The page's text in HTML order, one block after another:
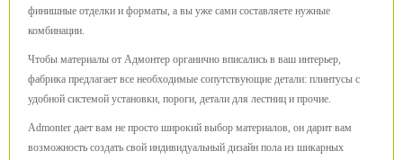
финишные отделки и форматы, а вы уже сами составляете нужные
комбинации.
Чтобы материалы от Адмонтер органично вписались в ваш интерьер,
фабрика предлагает все необходимые сопутствующие детали: плинтусы с
удобной системой установки, пороги, детали для лестниц и прочие.
Admonter дает вам не просто широкий выбор материалов, он дарит вам
возможность создать свой индивидуальный дизайн пола из шикарных